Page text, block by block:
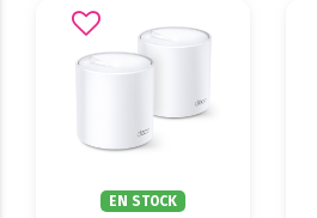
EN STOCK